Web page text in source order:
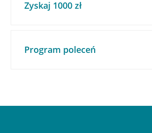
Zyskaj 1000 zł
Program poleceń